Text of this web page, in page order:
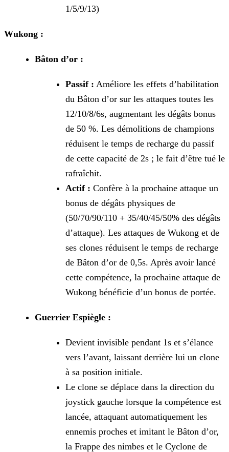
1/5/9/13)
Wukong :
Bâton d’or :
Passif : Améliore les effets d’habilitation
du Bâton d’or sur les attaques toutes les
12/10/8/6s, augmentant les dégâts bonus
de 50 %. Les démolitions de champions
réduisent le temps de recharge du passif
de cette capacité de 2s ; le fait d’être tué le
rafraîchit.
Actif : Confère à la prochaine attaque un
bonus de dégâts physiques de
(50/70/90/110 + 35/40/45/50% des dégâts
d’attaque). Les attaques de Wukong et de
ses clones réduisent le temps de recharge
de Bâton d’or de 0,5s. Après avoir lancé
cette compétence, la prochaine attaque de
Wukong bénéficie d’un bonus de portée.
Guerrier Espiègle :
Devient invisible pendant 1s et s’élance
vers l’avant, laissant derrière lui un clone
à sa position initiale.
Le clone se déplace dans la direction du
joystick gauche lorsque la compétence est
lancée, attaquant automatiquement les
ennemis proches et imitant le Bâton d’or,
la Frappe des nimbes et le Cyclone de